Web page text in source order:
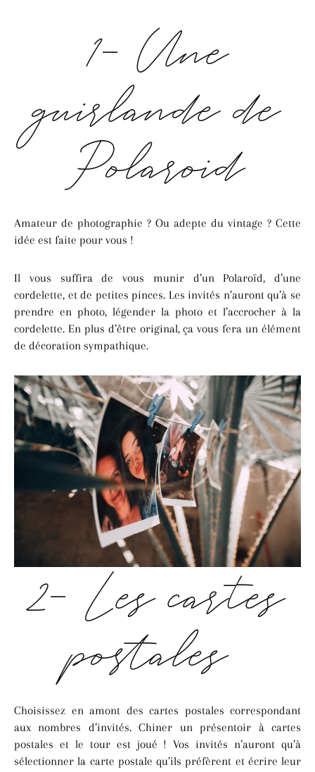
1- Une
guirlande de
Polaroïd
Amateur de photographie ? Ou adepte du vintage ? Cette
idée est faite pour vous !
Il vous suffira de vous munir d’un Polaroïd, d’une
cordelette, et de petites pinces. Les invités n’auront qu’à se
prendre en photo, légender la photo et l’accrocher à la
cordelette. En plus d’être original, ça vous fera un élément
de décoration sympathique.
2- Les cartes
postales
Choisissez en amont des cartes postales correspondant
aux nombres d’invités. Chiner un présentoir à cartes
postales et le tour est joué ! Vos invités n’auront qu’à
sélectionner la carte postale qu’ils préfèrent et écrire leur